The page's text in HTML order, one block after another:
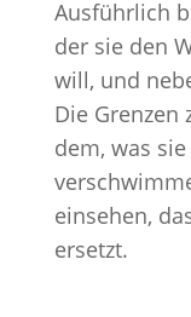
Ausführlich
der sie den
will, und
Die Grenzen
dem, was
einsehen,
ersetzt.